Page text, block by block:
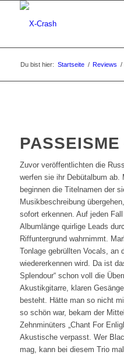
Du bist hier: Startseite / Reviews /
Zuvor veröffentlichten die
werfen sie ihr Debütalbum ab.
beginnen die Titelnamen der
Musikbeschreibung
sofort erkennen. Auf jeden
Albumlänge quirlige Leads
Riffuntergrund wahrnimmt.
Tonlage gebrüllten Vocals, an
wiedererkennen wird. Da ist
Splendour“ schon voll die
Akustikgitarre, klaren
besteht. Hätte man so nicht
so schön war, bekam der
Zehnminüters „Chant For
Akustische verpasst. Wer
mag, kann bei diesem Trio